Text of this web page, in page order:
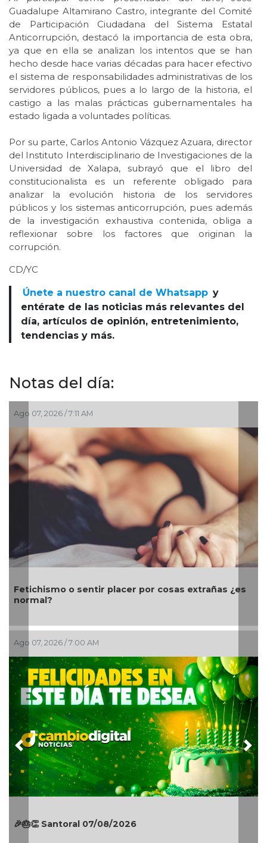
Guadalupe Altamirano Castro, integrante del Comité
de Participación Ciudadana del Sistema Estatal
Anticorrupción, destacó la importancia de esta obra,
ya que en ella se analizan los intentos que se han
hecho desde hace varias décadas para hacer efectivo
el sistema de responsabilidades administrativas de los
servidores públicos, pues a lo largo de la historia, el
castigo a las malas prácticas gubernamentales ha
estado ligada a voluntades políticas.
Por su parte, Carlos Antonio Vázquez Azuara, director
del Instituto Interdisciplinario de Investigaciones de la
Universidad de Xalapa, subrayó que el libro del
constitucionalista es un referente obligado para
analizar la evolución historia de los servidores
públicos y los sistemas anticorrupción, pues además
de la investigación exhaustiva contenida, obliga a
reflexionar sobre los factores que originan la
corrupción.
CD/YC
Únete a nuestro canal de Whatsapp y
entérate de las noticias más relevantes del
día, artículos de opinión, entretenimiento,
tendencias y más.
Notas del día:
AM
sentir placer por cosas extrañas ¿es
AM
07/08/2026
Día Mundial de
Previous